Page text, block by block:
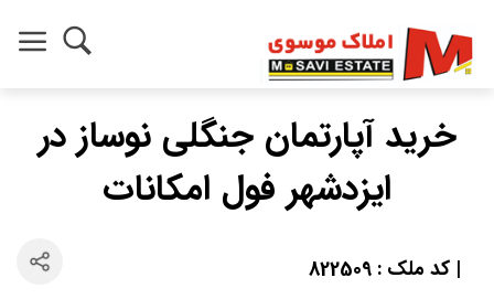
خرید آپارتمان جنگلی نوساز در
ایزدشهر فول امکانات
| کد ملک : 822509